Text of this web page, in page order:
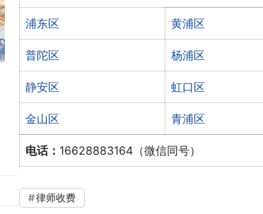
浦东区 黄浦区
普陀区 杨浦区
静安区 虹口区
金山区 青浦区
电话： 16628883164（微信同号）
律师收费